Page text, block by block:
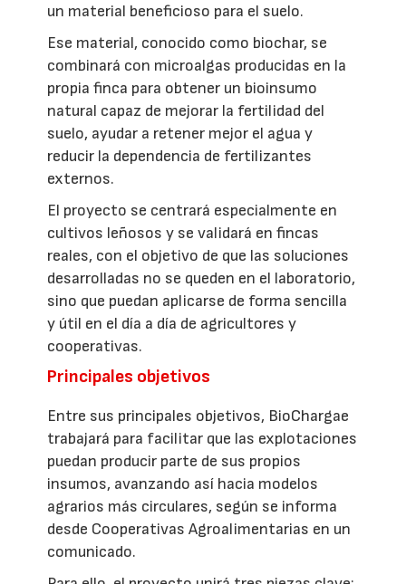
un material beneficioso para el suelo.
Ese material, conocido como biochar, se
combinará con microalgas producidas en la
propia finca para obtener un bioinsumo
natural capaz de mejorar la fertilidad del
suelo, ayudar a retener mejor el agua y
reducir la dependencia de fertilizantes
externos.
El proyecto se centrará especialmente en
cultivos leñosos y se validará en fincas
reales, con el objetivo de que las soluciones
desarrolladas no se queden en el laboratorio,
sino que puedan aplicarse de forma sencilla
y útil en el día a día de agricultores y
cooperativas.
Principales objetivos
Entre sus principales objetivos, BioChargae
trabajará para facilitar que las explotaciones
puedan producir parte de sus propios
insumos, avanzando así hacia modelos
agrarios más circulares, según se informa
desde Cooperativas Agroalimentarias en un
comunicado.